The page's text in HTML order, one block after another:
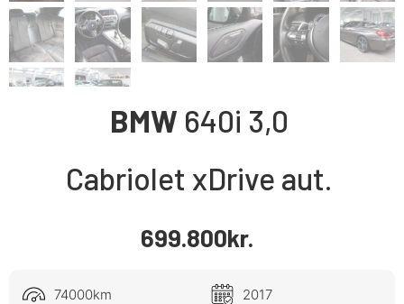
BMW 640i 3,0
Cabriolet xDrive aut.
699.800kr.
74000km 2017